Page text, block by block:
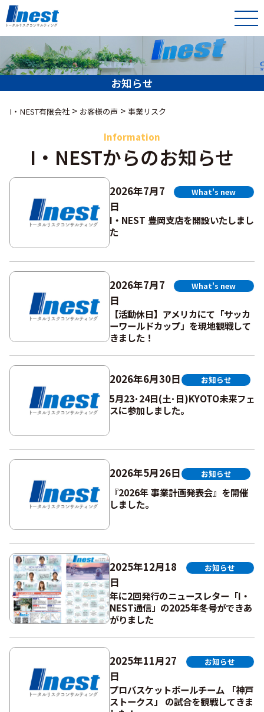
お知らせ
I・NEST有限会社 > お客様の声 > 事業リスク
Information
I・NESTからのお知らせ
2026年7月7
日
What's new
I・NEST 豊岡支店を開設いたしまし
た
2026年7月7
日
What's new
【活動休日】アメリカにて「サッカ
ーワールドカップ」を現地観戦して
きました！
2026年6月30日 お知らせ
5月23･24日(土･日)KYOTO未来フェ
スに参加しました。
2026年5月26日 お知らせ
『2026年 事業計画発表会』を開催
しました。
2025年12月18
日
お知らせ
年に2回発行のニュースレター「I・
NEST通信」の2025年冬号ができあ
がりました
2025年11月27
日
お知らせ
プロバスケットボールチーム 「神戸
ストークス」 の試合を観戦してきま